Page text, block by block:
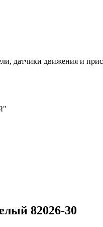
датчики движения и
82026-30